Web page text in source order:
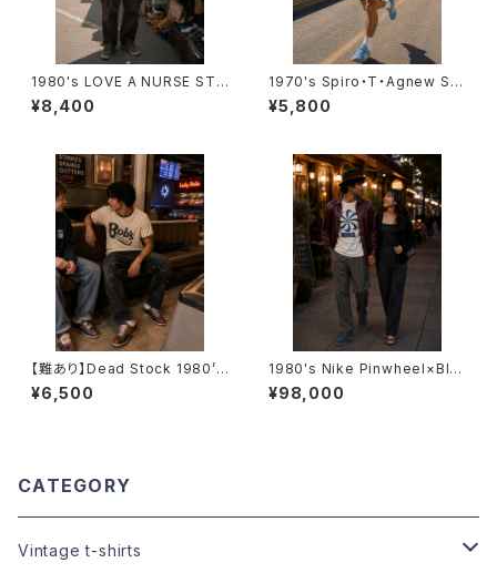
1980's LOVE A NURSE STA
T TRIM T-Shirts -1980年代
霜降りリンガーTシャツ-
¥8,400
1970's Spiro・T・Agnew Sle
eveless T-Shirts -1970年
代 スピロ・アグニュー ノースリ
¥5,800
【難あり】Dead Stock 1980’s
Ringer T-Shirts -デッドストッ
ク 1980年代 リンガーTシャツ-
¥6,500
1980's Nike Pinwheel×Blo
ck Logo T-Shirts (Bootleg)
-1980年代 ナイキ×風車プリン
¥98,000
CATEGORY
Vintage t-shirts